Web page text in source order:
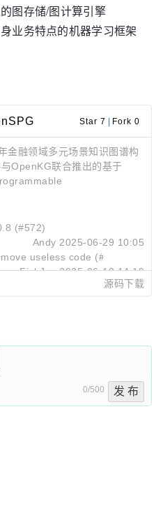
图存储/图计算引擎
业务特点的机器学习框架
Star 7 Fork 0
金融领域多元场景知识图谱构
OpenKG联合推出的基于
(#572)
Andy 2025-06-29 10:05
useless code (#568)
FishJoy 2025-06-19 14:19
readme (#552)
源码下载
0/500 发 布